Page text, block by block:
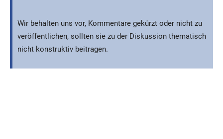
Wir behalten uns vor, Kommentare gekürzt oder nicht zu
veröffentlichen, sollten sie zu der Diskussion thematisch
nicht konstruktiv beitragen.